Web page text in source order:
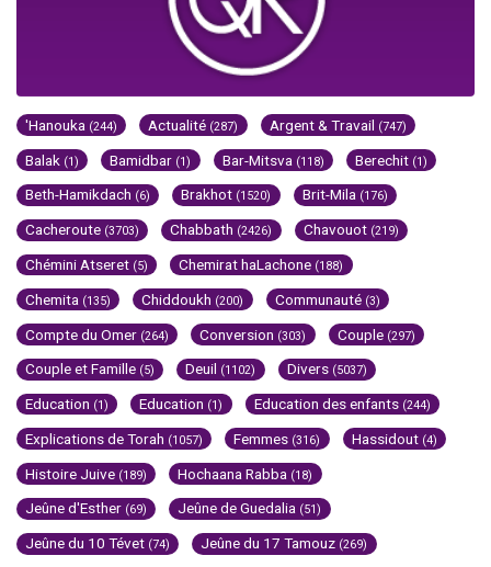
'Hanouka (244) Actualité (287) Argent & Travail (747)
Balak (1) Bamidbar (1) Bar-Mitsva (118) Berechit (1)
Beth-Hamikdach (6) Brakhot (1520) Brit-Mila (176)
Cacheroute (3703) Chabbath (2426) Chavouot (219)
Chémini Atseret (5) Chemirat haLachone (188)
Chemita (135) Chiddoukh (200) Communauté (3)
Compte du Omer (264) Conversion (303) Couple (297)
Couple et Famille (5) Deuil (1102) Divers (5037)
Education (1) Education (1) Education des enfants (244)
Explications de Torah (1057) Femmes (316) Hassidout (4)
Histoire Juive (189) Hochaana Rabba (18)
Jeûne d'Esther (69) Jeûne de Guedalia (51)
Jeûne du 10 Tévet (74) Jeûne du 17 Tamouz (269)